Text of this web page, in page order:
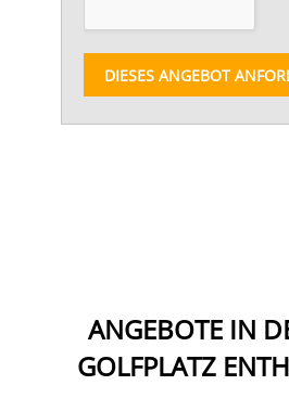
DIESES ANGEBOT
ANGEBOTE IN
GOLFPLATZ